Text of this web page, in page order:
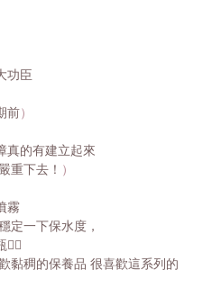
功臣
前）
真的有建立起來
重下去！ ）
霧
定一下保水度，
黏稠的保養品 很喜歡這系列的